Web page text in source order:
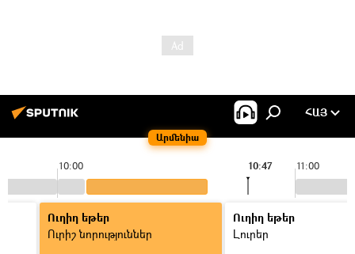
Արմենիա
ՀԱՅ
10:00 11:00
10:47
Ուղիղ եթեր
Ուրիշ նորություններ
Ուղիղ եթեր
Լուրեր